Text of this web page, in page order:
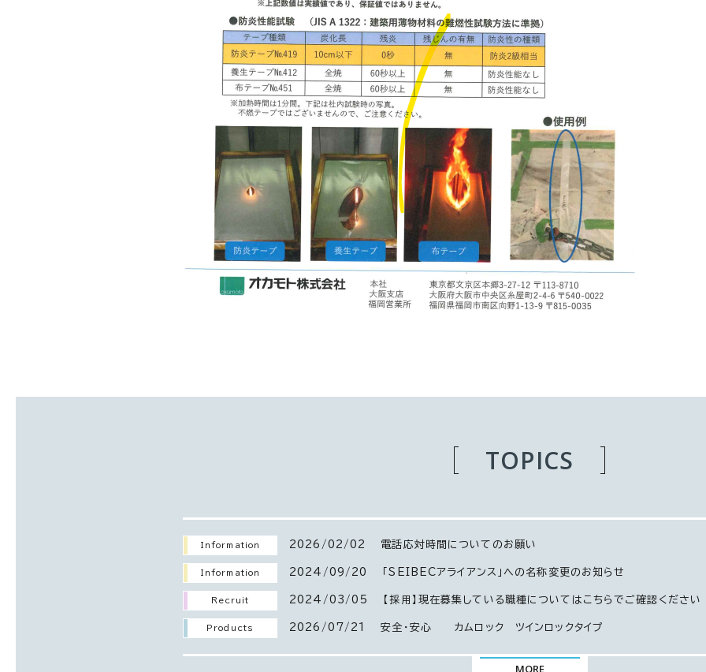
TOPICS
Information 2026/02/02 電話応対時間についてのお願い
Information 2024/09/20 「SEIBECアライアンス」への名称変更のお知らせ
Recruit 2024/03/05 【採用】現在募集している職種についてはこちらでご確認ください
Products 2026/07/21 安全・安心 カムロック ツインロックタイプ
MORE